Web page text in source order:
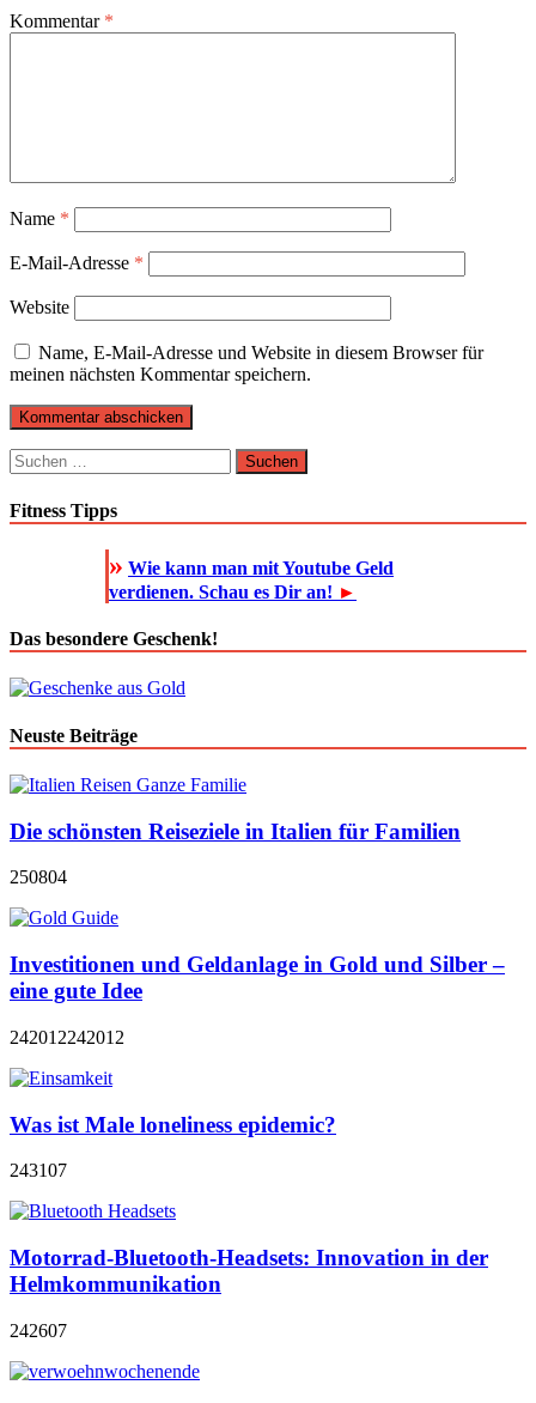
Kommentar *
Name *
E-Mail-Adresse *
Website
Name, E-Mail-Adresse und Website in diesem Browser für
meinen nächsten Kommentar speichern.
Suchen
nach:
Fitness Tipps
» Wie kann man mit Youtube Geld
verdienen. Schau es Dir an! ►
Das besondere Geschenk!
Neuste Beiträge
Die schönsten Reiseziele in Italien für Familien
250804
Investitionen und Geldanlage in Gold und Silber –
eine gute Idee
242012242012
Was ist Male loneliness epidemic?
243107
Motorrad-Bluetooth-Headsets: Innovation in der
Helmkommunikation
242607